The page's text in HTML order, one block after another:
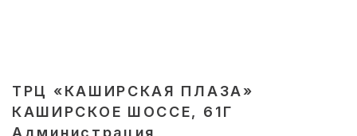
ТРЦ «КАШИРСКАЯ ПЛАЗА»
КАШИРСКОЕ ШОССЕ, 61Г
Администрация